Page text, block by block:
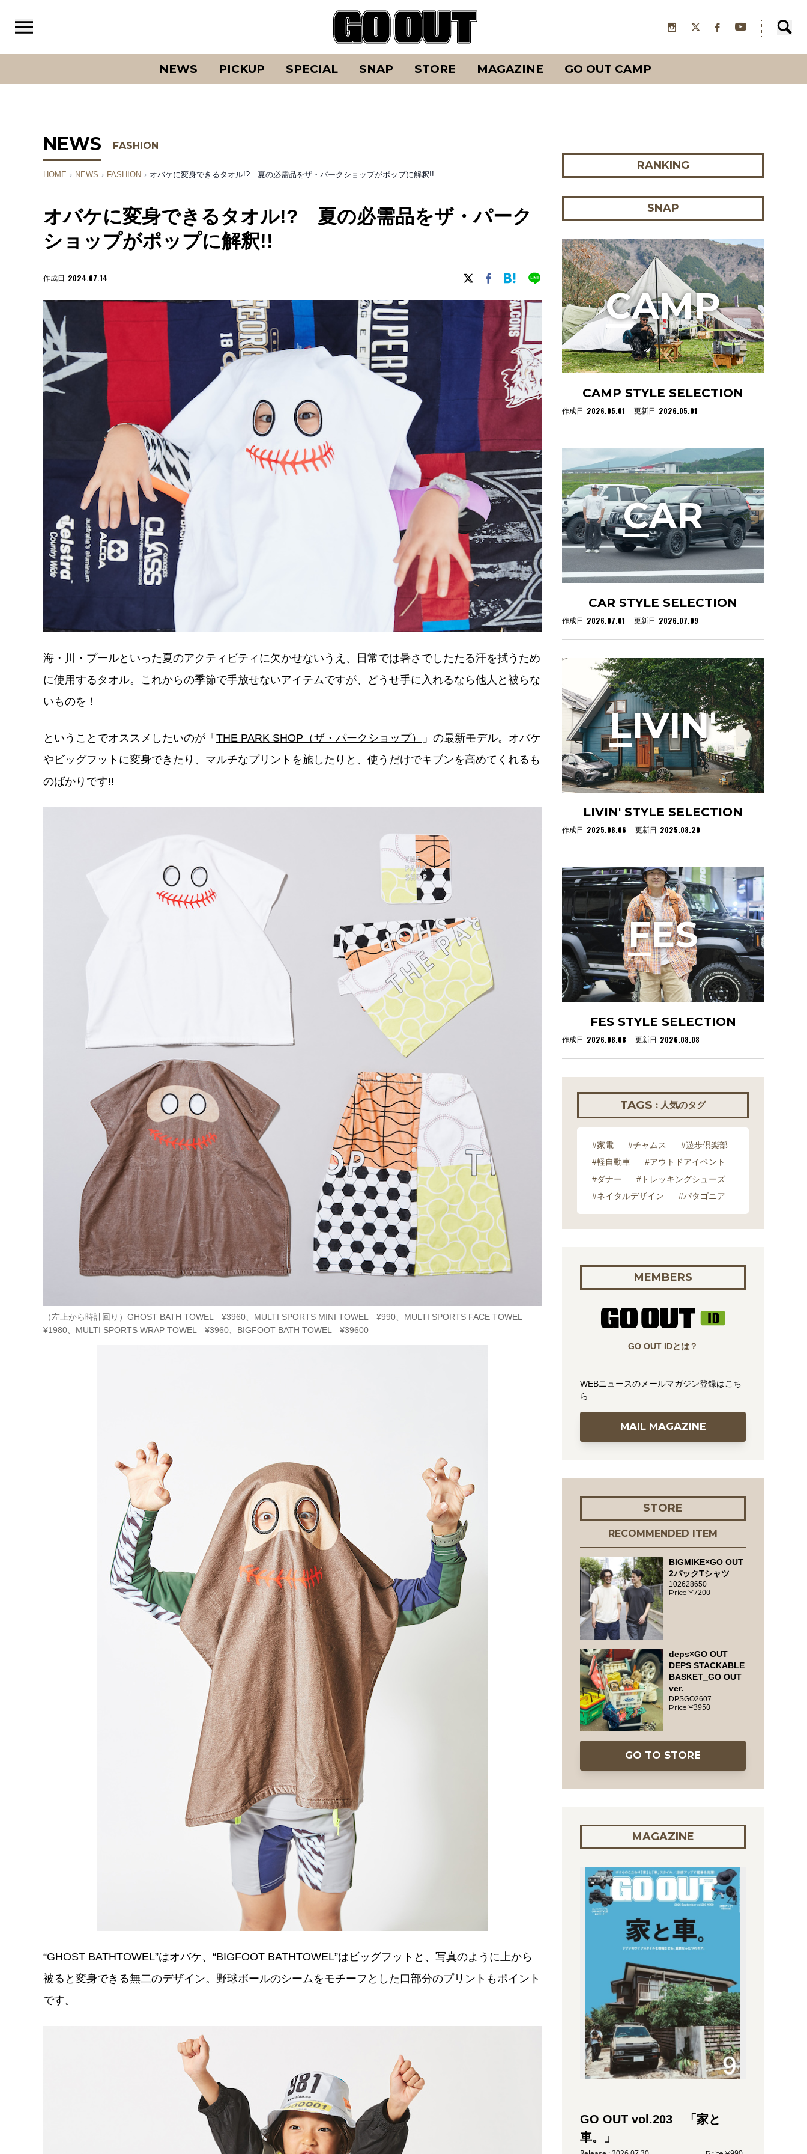
NEWS PICKUP SPECIAL SNAP STORE MAGAZINE GO OUT CAMP
NEWS FASHION
HOME › NEWS › FASHION › オバケに変身できるタオル!? 夏の必需品をザ・パークショップがポップに解釈!!
オバケに変身できるタオル!? 夏の必需品をザ・パーク
ショップがポップに解釈!!
作成日 2024.07.14
海・川・プールといった夏のアクティビティに欠かせないうえ、日常では暑さでしたたる汗を拭うため
に使用するタオル。これからの季節で手放せないアイテムですが、どうせ手に入れるなら他人と被らな
いものを！
ということでオススメしたいのが「 THE PARK SHOP（ザ・パークショップ）
」の最新モデル。オバケ
やビッグフットに変身できたり、マルチなプリントを施したりと、使うだけでキブンを高めてくれるも
のばかりです!!
（左上から時計回り）GHOST BATH TOWEL ¥3960、MULTI SPORTS MINI TOWEL ¥990、MULTI SPORTS FACE TOWEL
¥1980、MULTI SPORTS WRAP TOWEL ¥3960、BIGFOOT BATH TOWEL ¥39600
“GHOST BATHTOWEL”はオバケ、“BIGFOOT BATHTOWEL”はビッグフットと、写真のように上から
被ると変身できる無二のデザイン。野球ボールのシームをモチーフとした口部分のプリントもポイント
です。
RANKING
SNAP
CAMP STYLE SELECTION
作成日 2026.05.01 更新日 2026.05.01
CAMP
CAR STYLE SELECTION
作成日 2026.07.01 更新日 2026.07.09
CAR
LIVIN' STYLE SELECTION
作成日 2025.08.06 更新日 2025.08.20
LIVIN'
FES STYLE SELECTION
作成日 2026.08.08 更新日 2026.08.08
FES
TAGS : 人気のタグ
#家電 #チャムス
#遊歩倶楽部
#軽自動車
#アウトドアイベント
#ダナー
#トレッキングシューズ
#ネイタルデザイン
#パタゴニア
MEMBERS
GO OUT IDとは？
WEBニュースのメールマガジン登録はこち
ら
MAIL MAGAZINE
STORE
RECOMMENDED ITEM
BIGMIKE×GO OUT
2パックTシャツ
102628650
7200
deps×GO OUT
DEPS STACKABLE
BASKET_GO OUT
ver.
DPSGO2607
3950
GO TO STORE
MAGAZINE
GO OUT vol.203 「家と
車。」